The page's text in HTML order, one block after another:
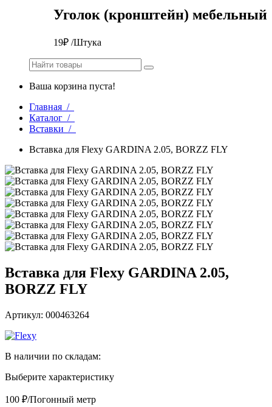
Уголок (кронштейн) мебельный
19₽ /Штука
Ваша корзина пуста!
Главная /
Каталог /
Вставки /
Вставка для Flexy GARDINA 2.05, BORZZ FLY
Вставка для Flexy GARDINA 2.05,
BORZZ FLY
Артикул: 000463264
В наличии по складам:
Выберите характеристику
100 ₽/Погонный метр